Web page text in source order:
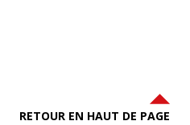
RETOUR EN HAUT DE PAGE